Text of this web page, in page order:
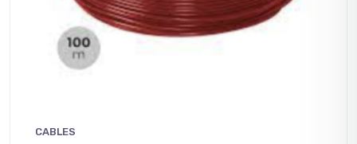
CABLES